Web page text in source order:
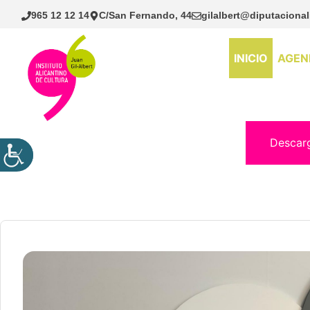
Saltar
965 12 12 14 C/San Fernando, 44
INICIO